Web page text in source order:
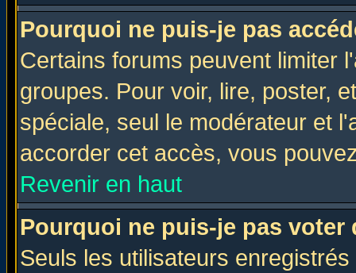
Pourquoi ne puis-je pas
Certains forums peuvent limiter
groupes. Pour voir, lire, poster,
spéciale, seul le modérateur et
accorder cet accès, vous
Revenir en haut
Pourquoi ne puis-je pas voter
Seuls les utilisateurs